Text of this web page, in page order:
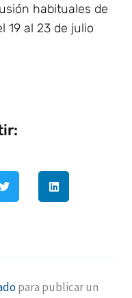
habituales de
19 al 23 de julio
para publicar un